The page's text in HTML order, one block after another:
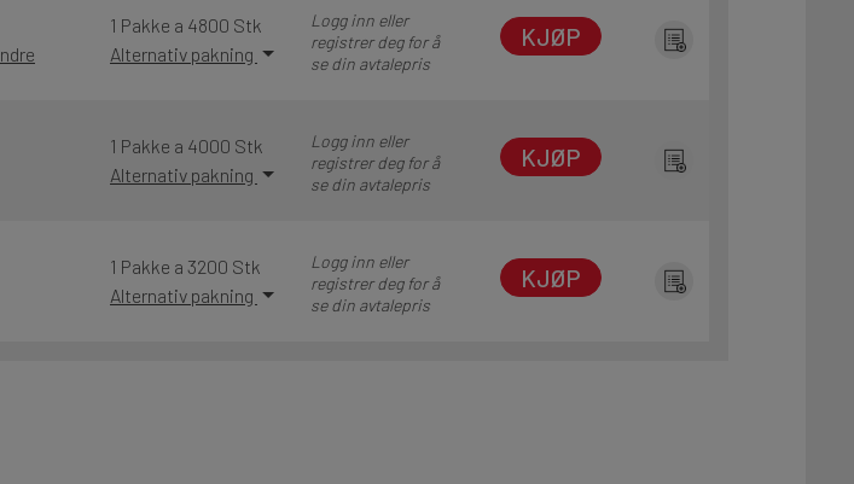
1 Pakke a 4800 Stk
Alternativ pakning
Logg inn eller
registrer deg for å
se din avtalepris
KJØP
1 Pakke a 4000 Stk
Alternativ pakning
Logg inn eller
registrer deg for å
se din avtalepris
KJØP
1 Pakke a 3200 Stk
Alternativ pakning
Logg inn eller
registrer deg for å
se din avtalepris
KJØP